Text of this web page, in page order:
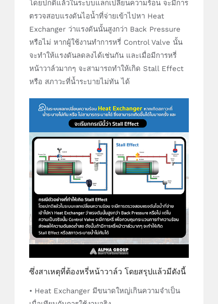
โดยปกติแล้วในระบบแลกเปลี่ยนความร้อน จะมีการ
ตรวจสอบแรงดันไอน้ำที่จ่ายเข้าไปหา Heat
Exchanger ว่าแรงดันนั้นสูงกว่า Back Pressure
หรือไม่ หากผู้ใช้งานทำการหรี่ Control Valve นั้น
จะทำให้แรงดันลดลงได้เช่นกัน และเมื่อมีการหรี่
หน้าวาล์วมากๆ จะสามารถทำให้เกิด Stall Effect
หรือ สภาวะที่น้ำระบายไม่ทัน ได้
ซึ่งสาเหตุที่ต้องหรี่หน้าวาล์ว โดยสรุปแล้วมีดังนี้
• Heat Exchanger มีขนาดใหญ่เกินความจำเป็น